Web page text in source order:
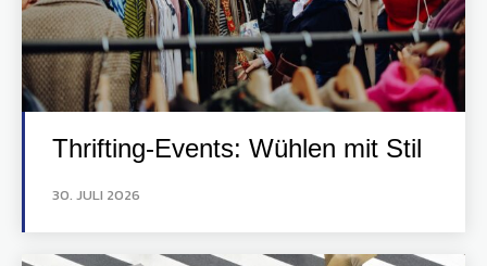
Thrifting-Events: Wühlen mit Stil
30. JULI 2026